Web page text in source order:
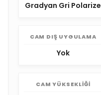
Gradyan Gri Polarize
CAM DIŞ UYGULAMA
Yok
CAM YÜKSEKLIĞI